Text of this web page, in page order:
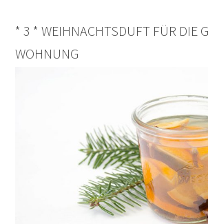
* 3 * WEIHNACHTSDUFT FÜR DIE
WOHNUNG